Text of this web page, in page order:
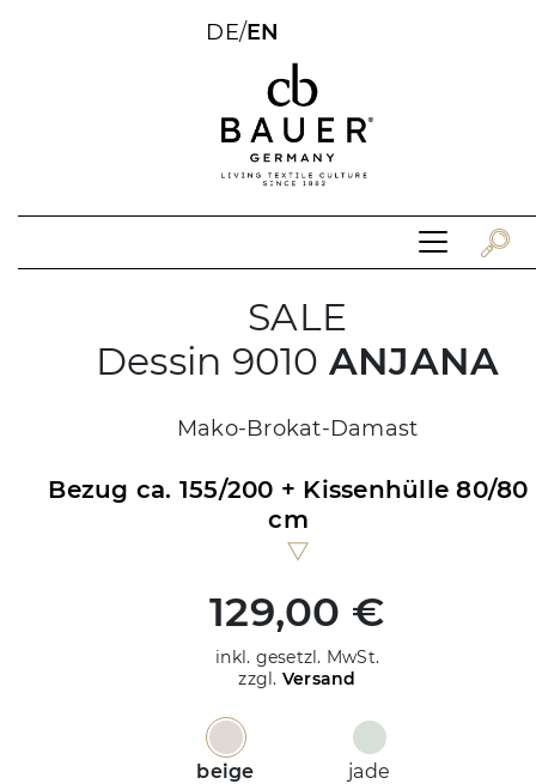
DE/EN
SALE
Dessin 9010 ANJANA
Mako-Brokat-Damast
Bezug ca. 155/200 + Kissenhülle 80/80
cm
129,00 €
inkl. gesetzl. MwSt.
zzgl. Versand
beige jade